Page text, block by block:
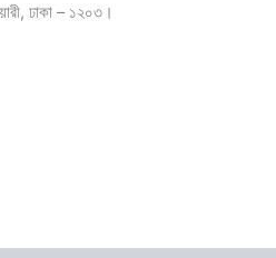
ঢাকা – ১২০৩।